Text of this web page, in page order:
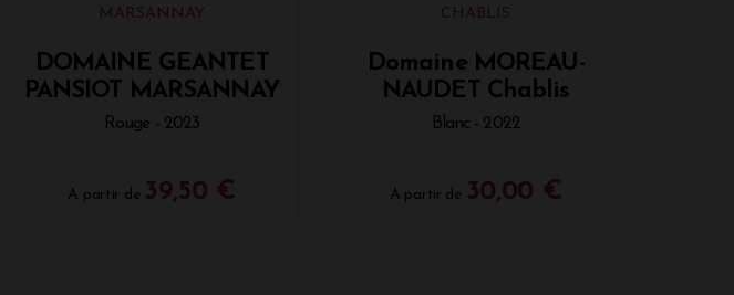
MARSANNAY
DOMAINE GEANTET
PANSIOT MARSANNAY
Rouge - 2023
A partir de 39,50 €
CHABLIS
Domaine MOREAU-
NAUDET Chablis
Blanc - 2022
A partir de 30,00 €